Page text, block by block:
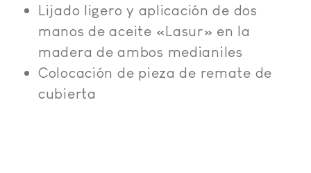
Lijado ligero y aplicación de dos
manos de aceite «Lasur» en la
madera de ambos medianiles
Colocación de pieza de remate de
cubierta